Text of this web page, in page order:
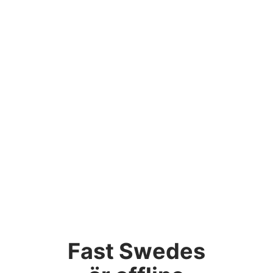
Fast Swedes